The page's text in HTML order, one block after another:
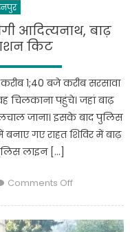
जले,सीएम
जताया
दुख
आदित्यनाथ, बाढ़
किट
करीब 1;40 बजे करीब सरसावा
चिलकाना पहुंचे। जहां बाढ़
जाना। इसके बाद पुलिस
गए राहत शिविर में बाढ़
लाइन […]
Comments Offon
मुख्यमंत्री